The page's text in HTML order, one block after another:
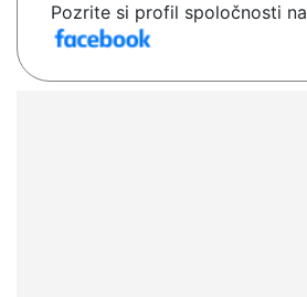
Pozrite si profil spoločnosti na